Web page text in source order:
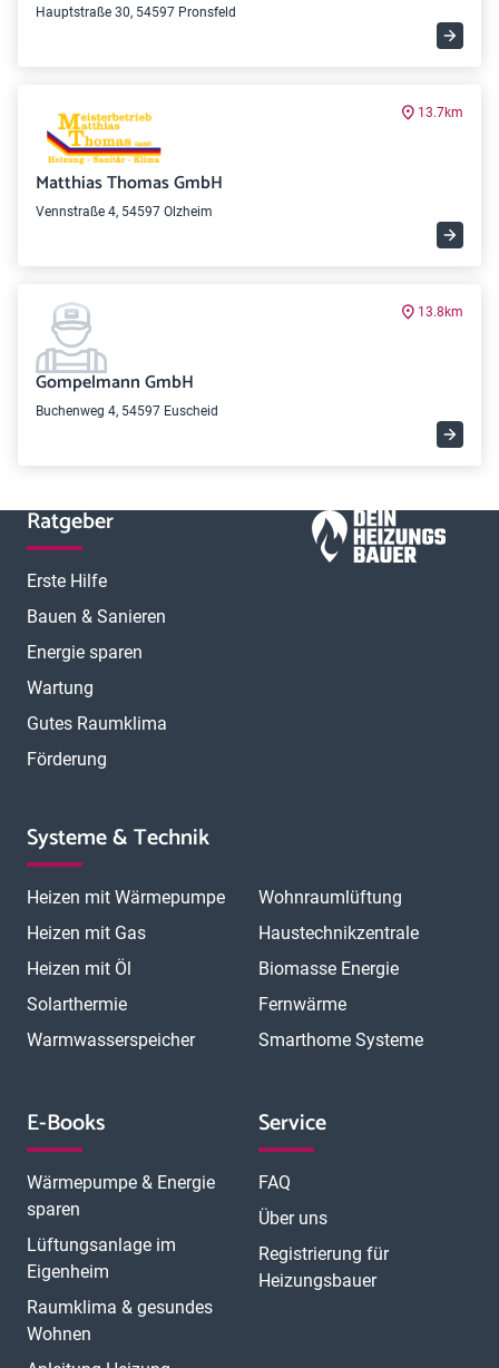
Hauptstraße 30, 54597 Pronsfeld
13.7km
Matthias Thomas GmbH
Vennstraße 4, 54597 Olzheim
13.8km
Gompelmann GmbH
Buchenweg 4, 54597 Euscheid
Ratgeber
Erste Hilfe
Bauen & Sanieren
Energie sparen
Wartung
Gutes Raumklima
Förderung
Systeme & Technik
Heizen mit Wärmepumpe
Heizen mit Gas
Heizen mit Öl
Solarthermie
Warmwasserspeicher
Wohnraumlüftung
Haustechnikzentrale
Biomasse Energie
Fernwärme
Smarthome Systeme
E-Books
Wärmepumpe & Energie
sparen
Lüftungsanlage im
Eigenheim
Raumklima & gesundes
Wohnen
Service
FAQ
Über uns
Registrierung für
Heizungsbauer